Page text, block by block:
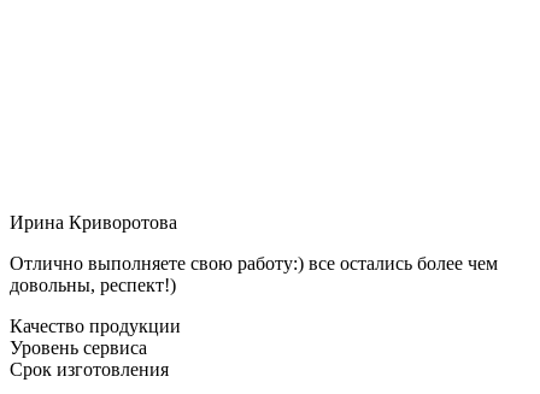
Ирина Криворотова
Отлично выполняете свою работу:) все остались более чем
довольны, респект!)
Качество продукции
Уровень сервиса
Срок изготовления